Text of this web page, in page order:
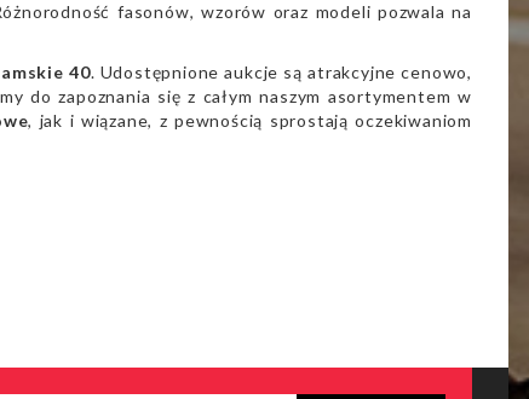
fasonów, wzorów oraz modeli pozwala na
40. Udostępnione aukcje są atrakcyjne cenowo,
do zapoznania się z całym naszym asortymentem w
, jak i wiązane, z pewnością sprostają oczekiwaniom